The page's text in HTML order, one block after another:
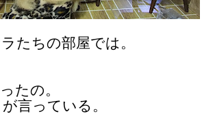
たちの部屋では。
たの。
言っている。